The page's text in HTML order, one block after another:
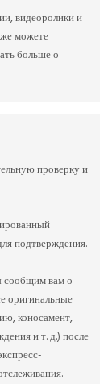
видеоролики и
можете
больше о
проверку и
подтверждения.
сообщим вам о
оригинальные
коносамент,
и т. д.) после